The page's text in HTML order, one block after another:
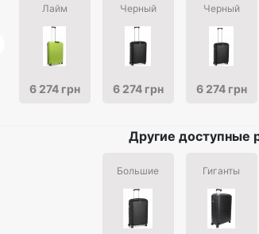
Лайм
6 274 грн
Черный
6 274 грн
Черный
6 274 грн
Другие доступные
Большие Гиганты